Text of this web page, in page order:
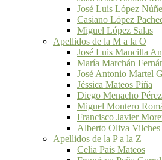
José Luis López
Casiano López
Miguel López Salas
Apellidos de la M a la O
José Luis Mancilla
María Marchán
José Antonio Martel
Jéssica Mateos Piña
Diego Menacho Pérez
Miguel Montero
Francisco Javier
Alberto Oliva Vilches
Apellidos de la P a la Z
Celia Pais Mateos